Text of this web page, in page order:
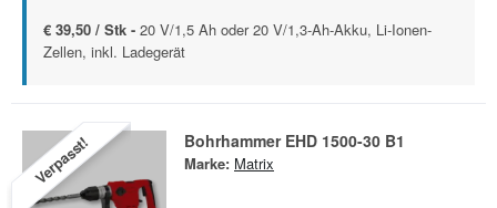
€ 39,50 / Stk - 20 V/1,5 Ah oder 20 V/1,3-Ah-Akku, Li-Ionen-
Zellen, inkl. Ladegerät
Verpasst! Bohrhammer EHD 1500-30 B1
Marke: Matrix